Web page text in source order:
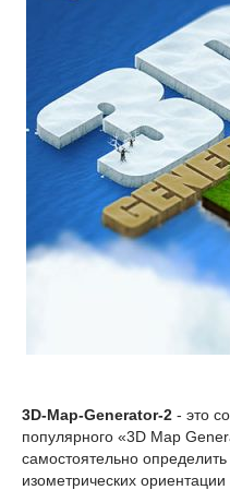
3D-Map-Generator-2 - это
популярного «3D Map
самостоятельно
изометрических